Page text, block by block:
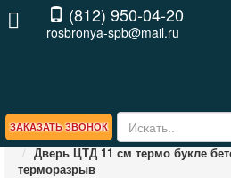
ЗАКАЗАТЬ ЗВОНОК
(812) 950-04-20
rosbronya-spb@mail.ru
Главная БРЕНДЫ
Входные двери
Дверь ЦТД 11 см термо букле
терморазрыв